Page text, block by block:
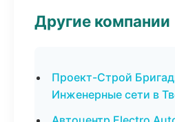
Другие компании
Проект-Строй
Инженерные сети в